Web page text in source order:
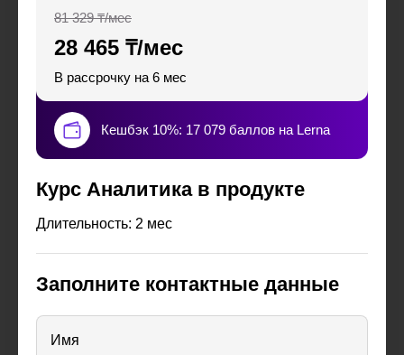
28 465 ₸/мес
81 329 ₸/мес
В рассрочку на 6 мес
Кешбэк 10%: 17 079 баллов на Lerna
Курс Аналитика в продукте
Длительность: 2 мес
Заполните контактные данные
Имя